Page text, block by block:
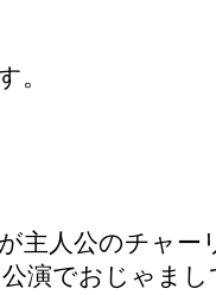
。
主人公のチャー
演でおじゃま